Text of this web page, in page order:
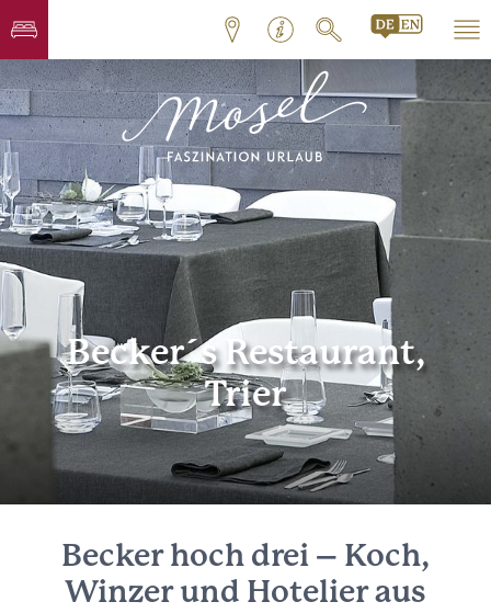
Becker´s Restaurant,
Trier
Becker hoch drei – Koch,
Winzer und Hotelier aus